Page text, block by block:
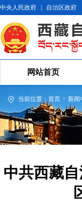
中央人民政府 自治区政府
网站首页
当前位置： 首页 > 新闻
中共西藏